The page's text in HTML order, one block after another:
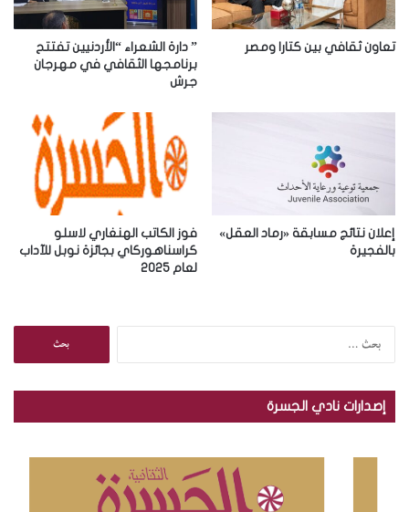
ت
ر
تعاون ثقافي بين كتارا ومصر
” دارة الشعراء “الأردنيين تفتتح
برنامجها الثقافي في مهرجان
جرش
إعلان نتائج مسابقة «رماد العقل»
بالفجيرة
فوز الكاتب الهنغاري لاسلو
كراسناهوركاي بجائزة نوبل للآداب
لعام 2025
ح
:
إصدارات نادي الجسرة